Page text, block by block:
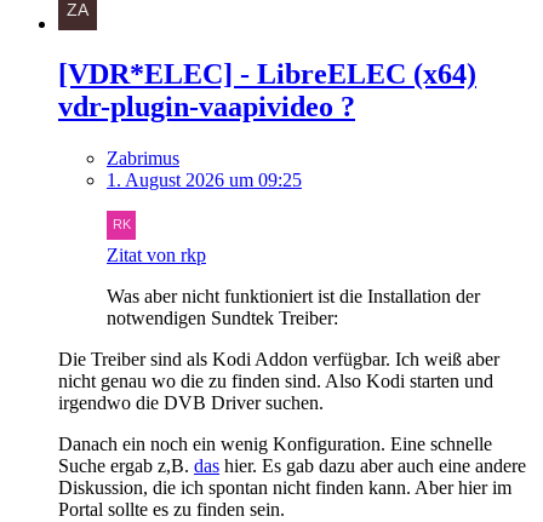
[VDR*ELEC] - LibreELEC (x64)
vdr-plugin-vaapivideo ?
Zabrimus
1. August 2026 um 09:25
Zitat von rkp
Was aber nicht funktioniert ist die Installation der
notwendigen Sundtek Treiber:
Die Treiber sind als Kodi Addon verfügbar. Ich weiß aber
nicht genau wo die zu finden sind. Also Kodi starten und
irgendwo die DVB Driver suchen.
Danach ein noch ein wenig Konfiguration. Eine schnelle
Suche ergab z,B. das hier. Es gab dazu aber auch eine andere
Diskussion, die ich spontan nicht finden kann. Aber hier im
Portal sollte es zu finden sein.